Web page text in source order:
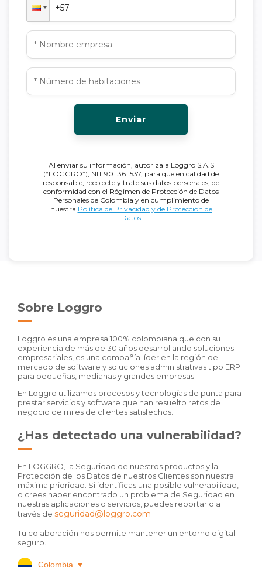
Enviar
Al enviar su información, autoriza a Loggro S.A.S
(“LOGGRO”), NIT 901.361.537, para que en calidad de
responsable, recolecte y trate sus datos personales, de
conformidad con el Régimen de Protección de Datos
Personales de Colombia y en cumplimiento de
nuestra Política de Privacidad y de Protección de
Datos
Sobre Loggro
Loggro es una empresa 100% colombiana que con su
experiencia de más de 30 años desarrollando soluciones
empresariales, es una compañía líder en la región del
mercado de software y soluciones administrativas tipo ERP
para pequeñas, medianas y grandes empresas.
En Loggro utilizamos procesos y tecnologías de punta para
prestar servicios y software que han resuelto retos de
negocio de miles de clientes satisfechos.
¿Has detectado una vulnerabilidad?
En LOGGRO, la Seguridad de nuestros productos y la
Protección de los Datos de nuestros Clientes son nuestra
máxima prioridad. Si identificas una posible vulnerabilidad,
o crees haber encontrado un problema de Seguridad en
nuestras aplicaciones o servicios, puedes reportarlo a
través de seguridad@loggro.com
Tu colaboración nos permite mantener un entorno digital
seguro.
Colombia ▼